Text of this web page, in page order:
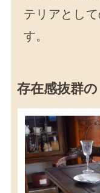
テリアとし
す。
存在感抜群